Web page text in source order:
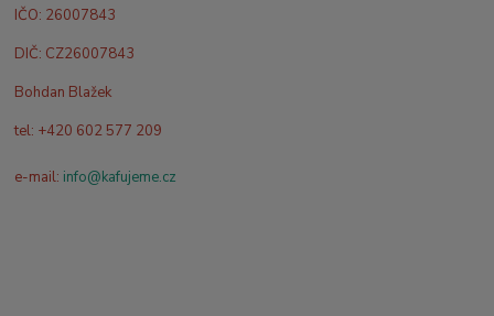
IČO: 26007843
DIČ: CZ26007843
Bohdan Blažek
tel: +420 602 577 209
e-mail: info@kafujeme.cz